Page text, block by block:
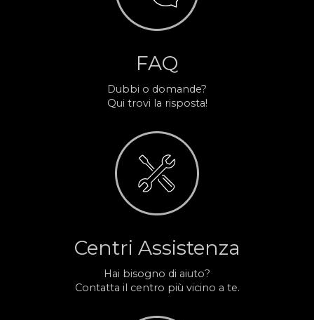
FAQ
Dubbi o domande?
Qui trovi la risposta!
Centri Assistenza
Hai bisogno di aiuto?
Contatta il centro più vicino a te.